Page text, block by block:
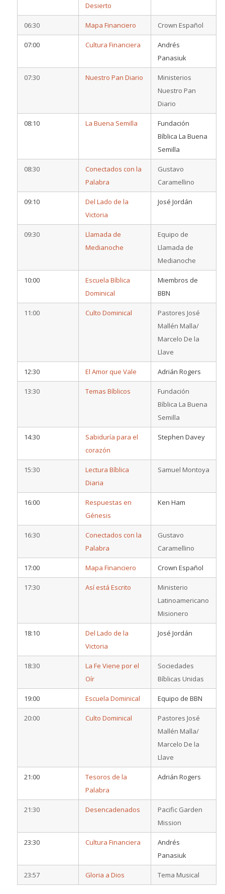
Desierto
06:30 Mapa Financiero Crown Español
07:00 Cultura Financiera
Andrés
Panasiuk
07:30 Nuestro Pan Diario
Ministerios
Nuestro Pan
Diario
08:10 La Buena Semilla
Fundación
Bíblica La Buena
Semilla
08:30
Conectados con la
Palabra
Gustavo
Caramellino
09:10
Del Lado de la
Victoria
José Jordán
09:30
Llamada de
Medianoche
Equipo de
Llamada de
Medianoche
10:00
Escuela Bíblica
Dominical
Miembros de
BBN
11:00 Culto Dominical
Pastores José
Mallén Malla/
Marcelo De la
Llave
12:30 El Amor que Vale Adrián Rogers
13:30 Temas Bíblicos
Fundación
Bíblica La Buena
Semilla
14:30
Sabiduría para el
corazón
Stephen Davey
15:30
Lectura Bíblica
Diaria
Samuel Montoya
16:00
Respuestas en
Génesis
Ken Ham
16:30
Conectados con la
Palabra
Gustavo
Caramellino
17:00 Mapa Financiero Crown Español
17:30 Así está Escrito
Ministerio
Latinoamericano
Misionero
18:10
Del Lado de la
Victoria
José Jordán
18:30
La Fe Viene por el
Oír
Sociedades
Bíblicas Unidas
19:00 Escuela Dominical Equipo de BBN
20:00 Culto Dominical
Pastores José
Mallén Malla/
Marcelo De la
Llave
21:00
Tesoros de la
Palabra
Adrián Rogers
21:30 Desencadenados
Pacific Garden
Mission
23:30 Cultura Financiera
Andrés
Panasiuk
23:57 Gloria a Dios Tema Musical